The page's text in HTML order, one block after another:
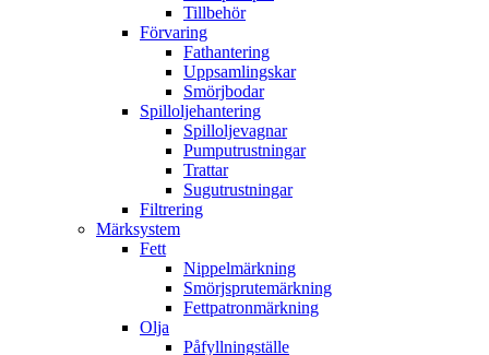
Tillbehör
Förvaring
Fathantering
Uppsamlingskar
Smörjbodar
Spilloljehantering
Spilloljevagnar
Pumputrustningar
Trattar
Sugutrustningar
Filtrering
Märksystem
Fett
Nippelmärkning
Smörjsprutemärkning
Fettpatronmärkning
Olja
Påfyllningställe